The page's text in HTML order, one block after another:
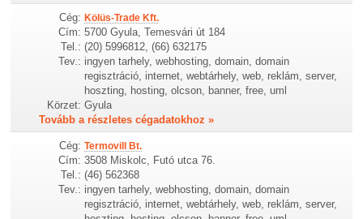
Cég: Kölüs-Trade Kft.
Cím: 5700 Gyula, Temesvári út 184
Tel.: (20) 5996812, (66) 632175
Tev.: ingyen tarhely, webhosting, domain, domain
regisztráció, internet, webtárhely, web, reklám, server,
hoszting, hosting, olcson, banner, free, uml
Körzet: Gyula
Tovább a részletes cégadatokhoz »
Cég: Termovill Bt.
Cím: 3508 Miskolc, Futó utca 76.
Tel.: (46) 562368
Tev.: ingyen tarhely, webhosting, domain, domain
regisztráció, internet, webtárhely, web, reklám, server,